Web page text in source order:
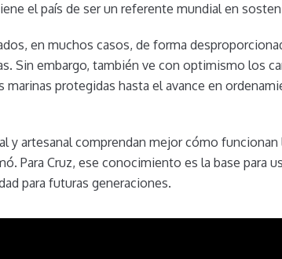
el país de ser un referente mundial en
en muchos casos, de forma
Sin embargo, también ve con optimismo los
marinas protegidas hasta el avance en
y artesanal comprendan mejor cómo
Para Cruz, ese conocimiento es la base para
para futuras generaciones.